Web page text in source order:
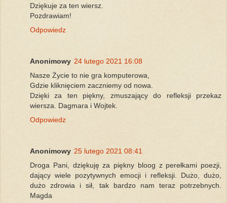
Dziękuje za ten wiersz.
Pozdrawiam!
Odpowiedz
Anonimowy 24 lutego 2021 16:08
Nasze Życie to nie gra komputerowa,
Gdzie kliknięciem zaczniemy od nowa.
Dzięki za ten piękny, zmuszający do refleksji przekaz
wiersza. Dagmara i Wojtek.
Odpowiedz
Anonimowy 25 lutego 2021 08:41
Droga Pani, dziękuję za piękny bloog z perełkami poezji,
dający wiele pozytywnych emocji i refleksji. Dużo, dużo,
dużo zdrowia i sił, tak bardzo nam teraz potrzebnych.
Magda